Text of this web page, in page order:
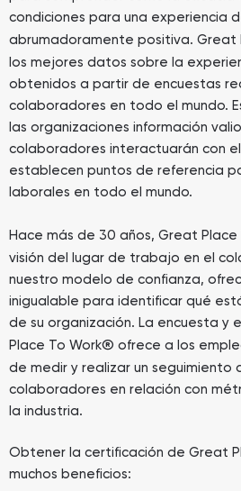
condiciones para una experiencia
abrumadoramente positiva. Great
los mejores datos sobre la
obtenidos a partir de encuestas
colaboradores en todo el mundo.
las organizaciones información
colaboradores interactuarán con
establecen puntos de referencia
laborales en todo el mundo.
Hace más de 30 años, Great Place
visión del lugar de trabajo en el
nuestro modelo de confianza,
inigualable para identificar qué
de su organización. La encuesta y
Place To Work® ofrece a los
de medir y realizar un seguimiento
colaboradores en relación con
la industria.
Obtener la certificación de Great
muchos beneficios: